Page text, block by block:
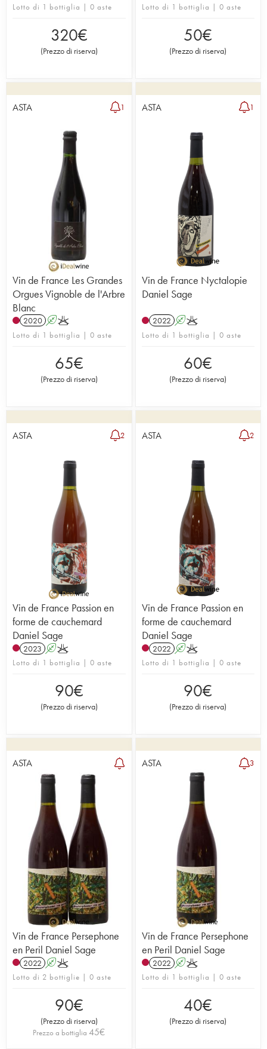
Lotto di 1 bottiglia | 0 aste
320€
(Prezzo di riserva)
Lotto di 1 bottiglia | 0 aste
50€
(Prezzo di riserva)
ASTA 1
Vin de France Les Grandes
Orgues Vignoble de l'Arbre
Blanc
2020 AK
Lotto di 1 bottiglia | 0 aste
65€
(Prezzo di riserva)
ASTA 1
Vin de France Nyctalopie
Daniel Sage
2022 AK
Lotto di 1 bottiglia | 0 aste
60€
(Prezzo di riserva)
ASTA 2
Vin de France Passion en
forme de cauchemard
Daniel Sage
2023 AK
Lotto di 1 bottiglia | 0 aste
90€
(Prezzo di riserva)
ASTA 2
Vin de France Passion en
forme de cauchemard
Daniel Sage
2022 AK
Lotto di 1 bottiglia | 0 aste
90€
(Prezzo di riserva)
ASTA
Vin de France Persephone
en Peril Daniel Sage
2022 AK
Lotto di 2 bottiglie | 0 aste
90€
(Prezzo di riserva)
Prezzo a bottiglia 45€
ASTA 3
Vin de France Persephone
en Peril Daniel Sage
2022 AK
Lotto di 1 bottiglia | 0 aste
40€
(Prezzo di riserva)